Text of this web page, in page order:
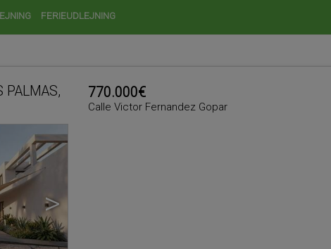
FERIEUDLEJNING
PALMAS,
>
770.000€
Calle Victor Fernandez Gopar